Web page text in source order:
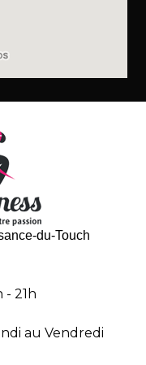
du-Touch
21h
au Vendredi